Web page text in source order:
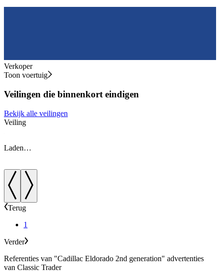
Verkoper
Toon voertuig
Veilingen die binnenkort eindigen
Bekijk alle veilingen
Veiling
Laden…
Terug
1
Verder
Referenties van "Cadillac Eldorado 2nd generation" advertenties
van Classic Trader